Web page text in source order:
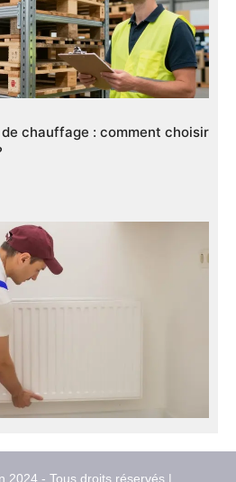
chauffage : comment choisir
2024 - Tous droits réservés |